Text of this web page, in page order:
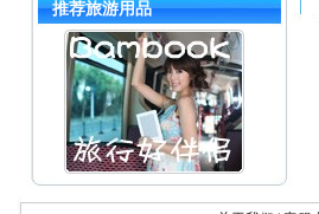
推荐旅游用品